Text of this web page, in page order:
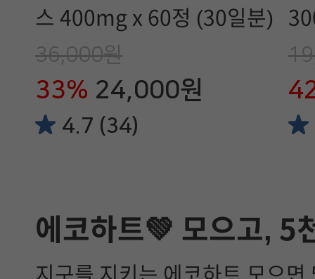
스 400mg x 60정 (30일분)
36,000원
33% 24,000원
4.7 (34)
에코
지구를 지키는 에코하트 모으